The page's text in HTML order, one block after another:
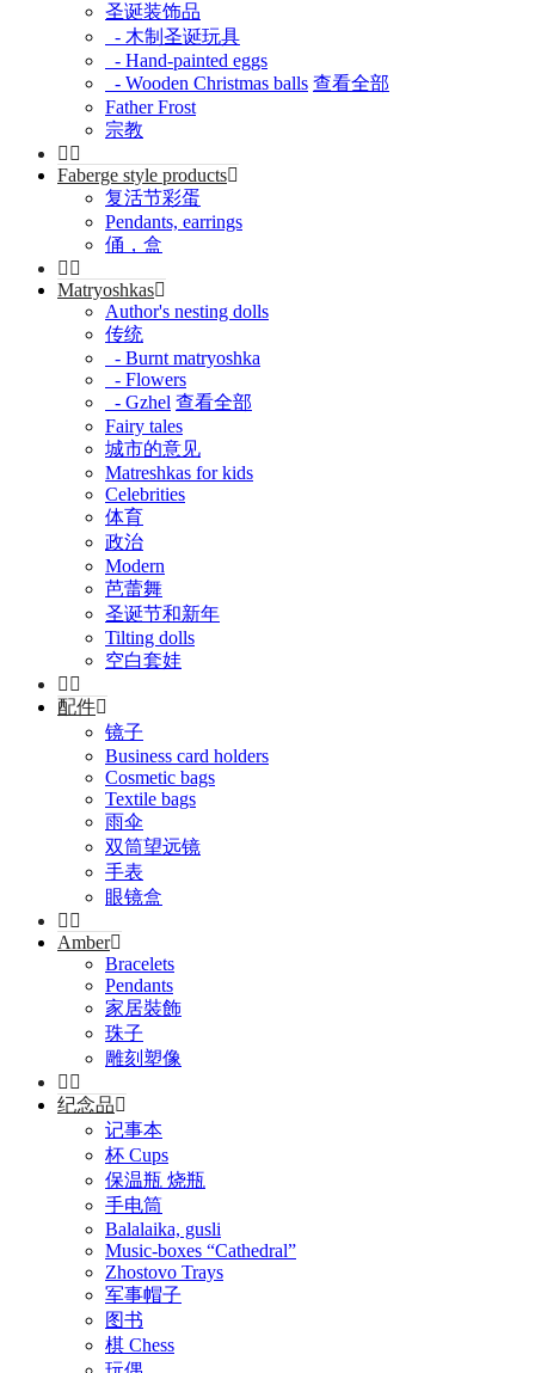
圣诞装饰品
- 木制圣诞玩具
- Hand-painted eggs
- Wooden Christmas balls 查看全部
Father Frost
宗教
Faberge style products
复活节彩蛋
Pendants, earrings
俑，盒
Matryoshkas
Author's nesting dolls
传统
- Burnt matryoshka
- Flowers
- Gzhel 查看全部
Fairy tales
城市的意见
Matreshkas for kids
Celebrities
体育
政治
Modern
芭蕾舞
圣诞节和新年
Tilting dolls
空白套娃
配件
镜子
Business card holders
Cosmetic bags
Textile bags
雨伞
双筒望远镜
手表
眼镜盒
Amber
Bracelets
Pendants
家居裝飾
珠子
雕刻塑像
纪念品
记事本
杯 Cups
保温瓶 烧瓶
手电筒
Balalaika, gusli
Music-boxes “Cathedral”
Zhostovo Trays
军事帽子
图书
棋 Chess